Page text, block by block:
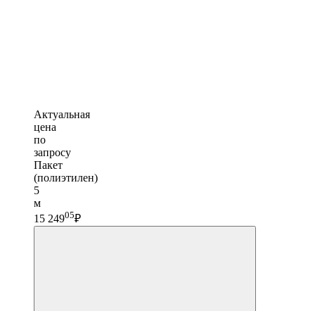
Актуальная
цена
по
запросу
Пакет
(полиэтилен)
5
м
15 24905₽